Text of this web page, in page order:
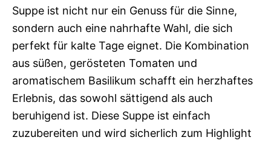
Suppe ist nicht nur ein Genuss für die Sinne,
sondern auch eine nahrhafte Wahl, die sich
perfekt für kalte Tage eignet. Die Kombination
aus süßen, gerösteten Tomaten und
aromatischem Basilikum schafft ein herzhaftes
Erlebnis, das sowohl sättigend als auch
beruhigend ist. Diese Suppe ist einfach
zuzubereiten und wird sicherlich zum Highlight